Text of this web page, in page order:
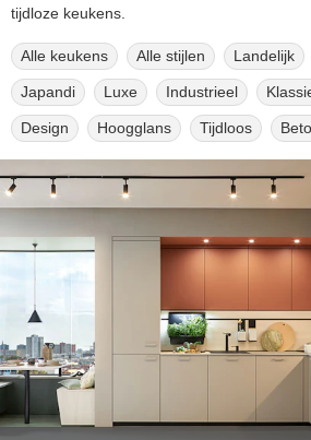
tijdloze keukens.
Alle keukens Alle stijlen Landelijk
Japandi Luxe Industrieel
Design Hoogglans Tijdloos